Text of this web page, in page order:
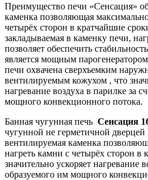
Преимущество печи «Сенсация»
каменка позволяющая
четырёх сторон в кратчайшие
закладываемая в каменку печи,
позволяет обеспечить
является мощным
печи охвачена сверхъемким
вентилируемым кожухом , что
нагревание воздуха в парилке за
мощного конвекционного потока.
Банная чугунная печь Сенсация
чугунной не герметичной
вентилируемая каменка
нагреть камни с четырёх сторон в
значительно ускоряет нагревание
образуемого им мощного